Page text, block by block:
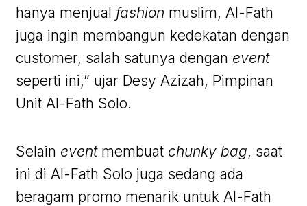
hanya menjual fashion muslim, Al-Fath
juga ingin membangun kedekatan dengan
customer, salah satunya dengan event
seperti ini,” ujar Desy Azizah, Pimpinan
Unit Al-Fath Solo.
Selain event membuat chunky bag, saat
ini di Al-Fath Solo juga sedang ada
beragam promo menarik untuk Al-Fath